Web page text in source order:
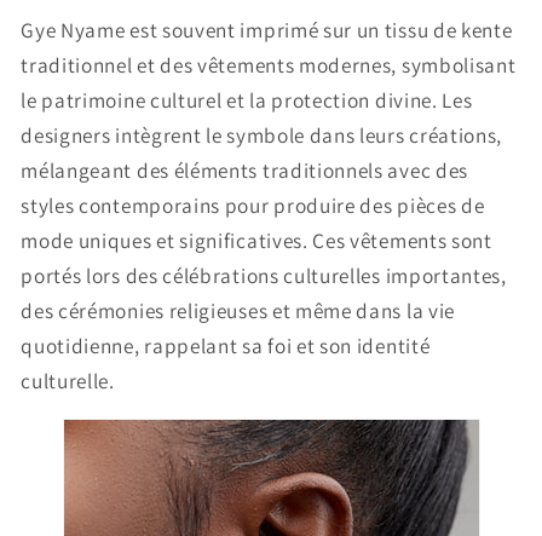
Gye Nyame est souvent imprimé sur un tissu de kente
traditionnel et des vêtements modernes, symbolisant
le patrimoine culturel et la protection divine. Les
designers intègrent le symbole dans leurs créations,
mélangeant des éléments traditionnels avec des
styles contemporains pour produire des pièces de
mode uniques et significatives. Ces vêtements sont
portés lors des célébrations culturelles importantes,
des cérémonies religieuses et même dans la vie
quotidienne, rappelant sa foi et son identité
culturelle.